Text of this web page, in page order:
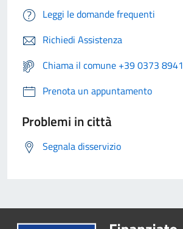
Leggi le domande frequenti
Richiedi Assistenza
Chiama il comune +39 0373 8941
Prenota un appuntamento
Problemi in città
Segnala disservizio